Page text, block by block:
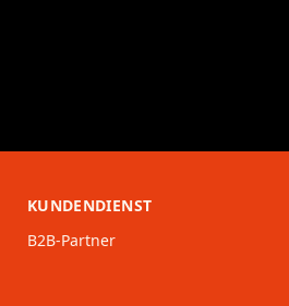
KUNDENDIENST
B2B-Partner